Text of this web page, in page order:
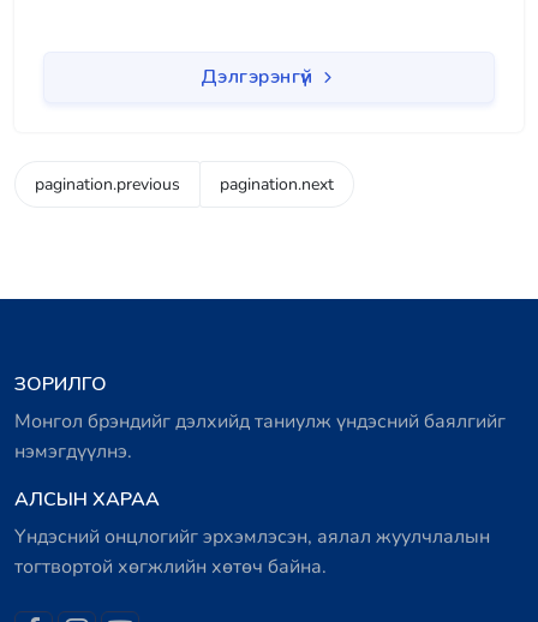
Дэлгэрэнгүй
pagination.previous pagination.next
ЗОРИЛГО
Монгол брэндийг дэлхийд таниулж үндэсний баялгийг
нэмэгдүүлнэ.
АЛСЫН ХАРАА
Үндэсний онцлогийг эрхэмлэсэн, аялал жуулчлалын
тогтвортой хөгжлийн хөтөч байна.